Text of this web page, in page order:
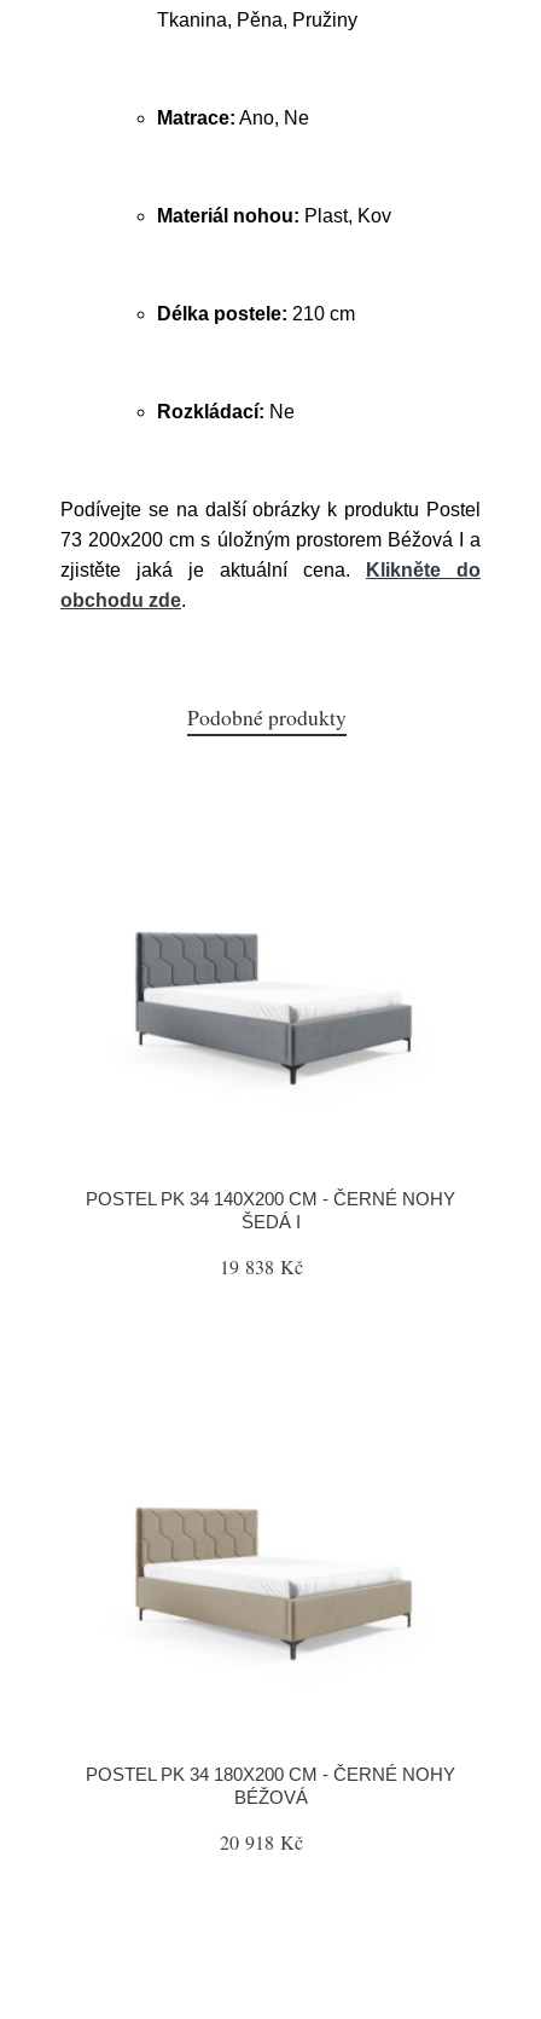
Tkanina, Pěna, Pružiny
Matrace: Ano, Ne
Materiál nohou: Plast, Kov
Délka postele: 210 cm
Rozkládací: Ne
Podívejte se na další obrázky k produktu Postel
73 200x200 cm s úložným prostorem Béžová I a
zjistěte jaká je aktuální cena.
Klikněte do
obchodu zde.
Podobné produkty
POSTEL PK 34 140X200 CM - ČERNÉ NOHY
ŠEDÁ I
19 838 Kč
POSTEL PK 34 180X200 CM - ČERNÉ NOHY
BÉŽOVÁ
20 918 Kč